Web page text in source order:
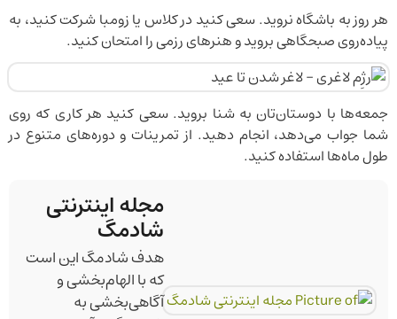
هر روز به باشگاه نروید. سعی کنید در کلاس یا زومبا شرکت کنید، به
پیاده‌روی صبحگاهی بروید و هنرهای رزمی را امتحان کنید.
جمعه‌ها با دوستان‌تان به شنا بروید. سعی کنید هر کاری که روی
شما جواب می‌دهد، انجام دهید. از تمرینات و دوره‌های متنوع در
طول ماه‌ها استفاده کنید.
مجله اینترنتی
شادمگ
هدف شادمگ این است
که با الهام‌بخشی و
آگاهی‌بخشی به